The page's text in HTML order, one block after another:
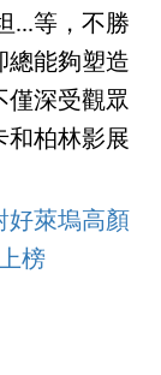
...等，不勝
總能夠塑造
僅深受觀眾
和柏林影展
好萊塢高顏
榜